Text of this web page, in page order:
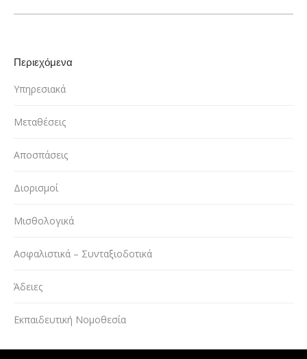
Περιεχόμενα
Υπηρεσιακά
Μεταθέσεις
Αποσπάσεις
Διορισμοί
Μισθολογικά
Ασφαλιστικά – Συνταξιοδοτικά
Άδειες
Εκπαιδευτική Νομοθεσία